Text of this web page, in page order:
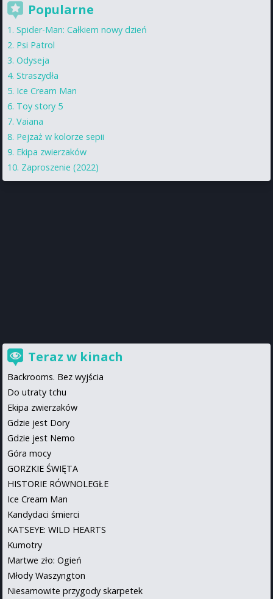
Popularne
Spider-Man: Całkiem nowy dzień
Psi Patrol
Odyseja
Straszydła
Ice Cream Man
Toy story 5
Vaiana
Pejzaż w kolorze sepii
Ekipa zwierzaków
Zaproszenie (2022)
Teraz w kinach
Backrooms. Bez wyjścia
Do utraty tchu
Ekipa zwierzaków
Gdzie jest Dory
Gdzie jest Nemo
Góra mocy
GORZKIE ŚWIĘTA
HISTORIE RÓWNOLEGŁE
Ice Cream Man
Kandydaci śmierci
KATSEYE: WILD HEARTS
Kumotry
Martwe zło: Ogień
Młody Waszyngton
Niesamowite przygody skarpetek